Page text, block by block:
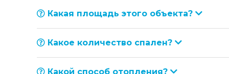
Какая площадь этого объекта?
Какое количество спален?
Какой способ отопления?